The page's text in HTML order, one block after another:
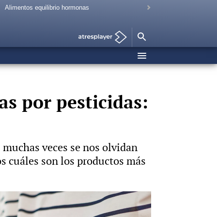
Alimentos equilibrio hormonas
por pesticidas:
veces se nos olvidan
cuáles son los productos más
Foto: iStock Vídeo: Hyliacom